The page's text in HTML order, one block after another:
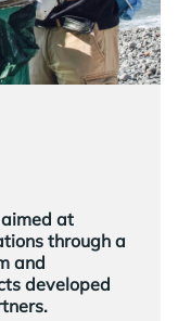
at
through a
and
developed